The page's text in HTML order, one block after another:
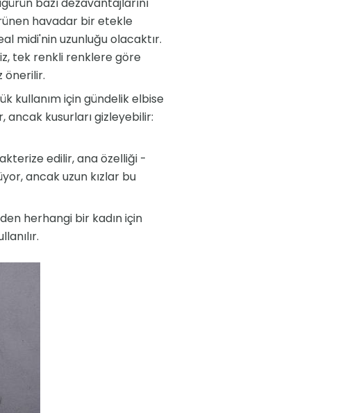
havadar bir etekle
midi'nin uzunluğu olacaktır.
tek renkli renklere göre
önerilir.
kullanım için gündelik elbise
ancak kusurları gizleyebilir:
edilir, ana özelliği -
ancak uzun kızlar bu
herhangi bir kadın için